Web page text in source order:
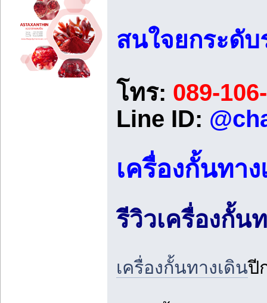
สนใจยกระดั
โทร: 089-
Line ID:
เครื่องกั้นทา
รีวิวเครื่องกั้น
เครื่องกั้นทางเดินปี